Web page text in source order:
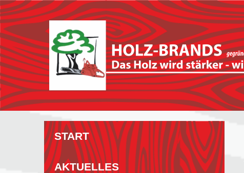
Zum
Inhalt
springen
START
AKTUELLES